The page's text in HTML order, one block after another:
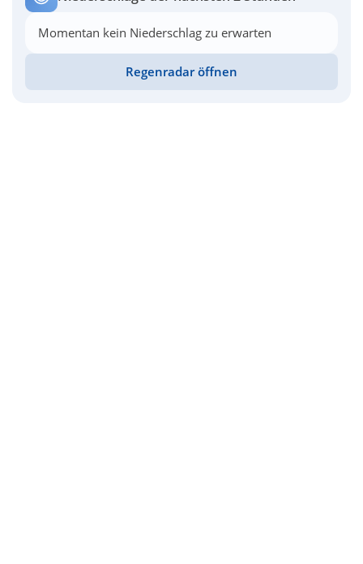
Momentan kein Niederschlag zu erwarten
Regenradar öffnen